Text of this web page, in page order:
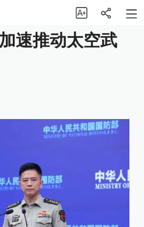
速推动太空武